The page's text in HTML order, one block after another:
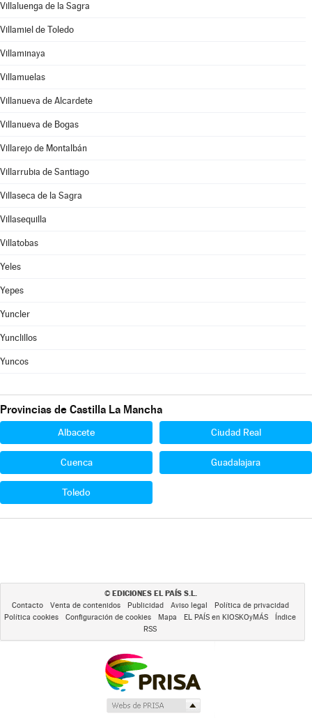
Villaluenga de la Sagra
Villamiel de Toledo
Villaminaya
Villamuelas
Villanueva de Alcardete
Villanueva de Bogas
Villarejo de Montalbán
Villarrubia de Santiago
Villaseca de la Sagra
Villasequilla
Villatobas
Yeles
Yepes
Yuncler
Yunclillos
Yuncos
Provincias de Castilla La Mancha
Albacete Ciudad Real
Cuenca Guadalajara
Toledo
© EDICIONES EL PAÍS S.L.
Contacto Venta de contenidos Publicidad Aviso legal
Política de privacidad
Política cookies
Configuración de cookies Mapa EL PAÍS en KIOSKOyMÁS
Índice
RSS